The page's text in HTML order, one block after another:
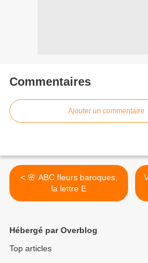
Commentaires
Ajouter un commentaire
< 🌸 ABC fleurs baroques,
la lettre E
Hébergé par Overblog
Top articles